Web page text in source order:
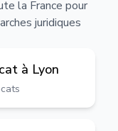
la France pour
juridiques
à Lyon